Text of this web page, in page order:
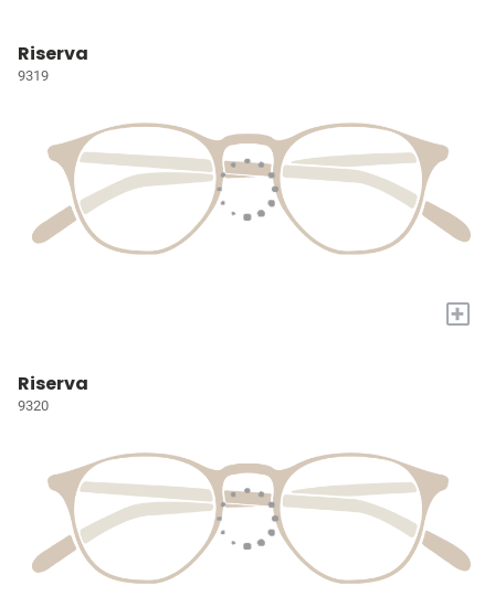
Riserva
9319
+
Riserva
9320